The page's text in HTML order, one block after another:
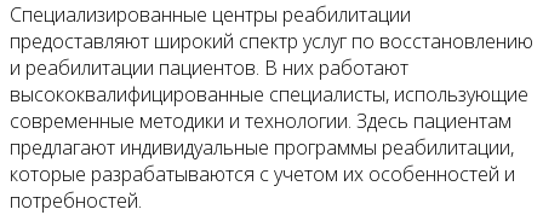
Специализированные центры реабилитации
предоставляют широкий спектр услуг по восстановлению
и реабилитации пациентов. В них работают
высококвалифицированные специалисты, использующие
современные методики и технологии. Здесь пациентам
предлагают индивидуальные программы реабилитации,
которые разрабатываются с учетом их особенностей и
потребностей.